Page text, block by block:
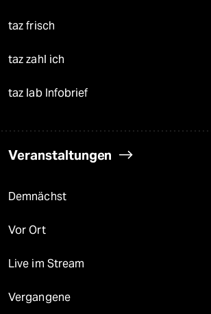
taz frisch
taz zahl ich
taz lab Infobrief
Veranstaltungen
Demnächst
Vor Ort
Live im Stream
Vergangene